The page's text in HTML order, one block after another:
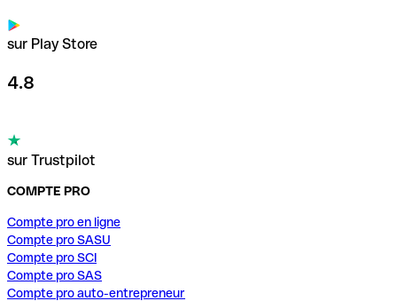
sur Play Store
4.8
sur Trustpilot
COMPTE PRO
Compte pro en ligne
Compte pro SASU
Compte pro SCI
Compte pro SAS
Compte pro auto-entrepreneur